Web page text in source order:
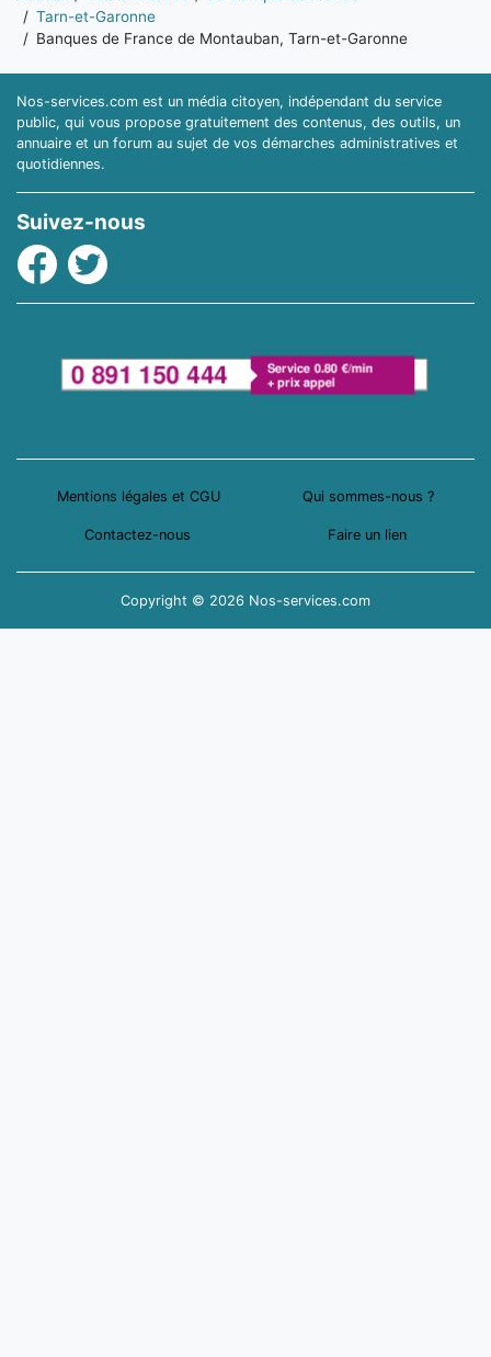
Tarn-et-Garonne
Banques de France de Montauban, Tarn-et-Garonne
Nos-services.com est un média citoyen, indépendant du service
public, qui vous propose gratuitement des contenus, des outils, un
annuaire et un forum au sujet de vos démarches administratives et
quotidiennes.
Suivez-nous
Facebook
Twitter
Mentions légales et CGU Qui sommes-nous ?
Contactez-nous Faire un lien
Copyright © 2026 Nos-services.com